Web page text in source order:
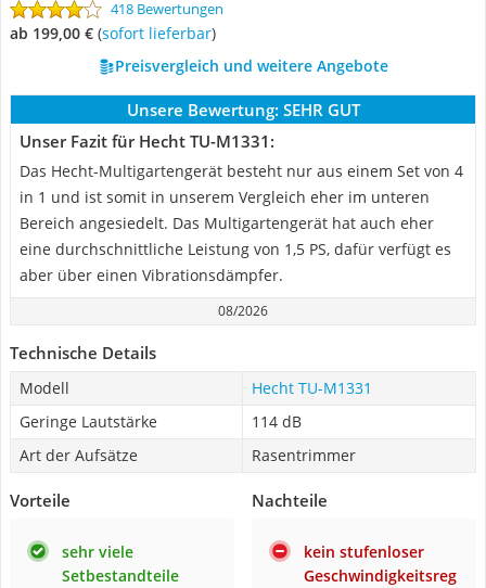
418 Bewertungen
ab 199,00 € ( Sofort lieferbar)
Preisvergleich und weitere Angebote
Unsere Bewertung: SEHR GUT
Unser Fazit für Hecht TU-M1331:
Das Hecht-Multigartengerät besteht nur aus einem Set von 4
in 1 und ist somit in unserem Vergleich eher im unteren
Bereich angesiedelt. Das Multigartengerät hat auch eher
eine durchschnittliche Leistung von 1,5 PS, dafür verfügt es
aber über einen Vibrationsdämpfer.
08/2026
Technische Details
Modell
Hecht TU-M1331
Geringe Lautstärke
114 dB
Art der Aufsätze
Rasentrimmer
Vorteile
sehr viele
Setbestandteile
Nachteile
kein stufenloser
Geschwindigkeitsreg